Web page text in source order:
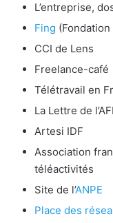
L’entreprise,
Fing
CCI de Lens
Freelance-café
Télétravail en
La Lettre de
Artesi IDF
Association
téléactivités
Site de l’ANPE
Place des